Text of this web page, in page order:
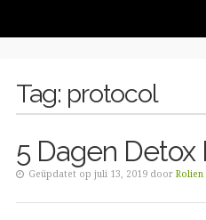
Tag: protocol
5 Dagen Detox
Geüpdatet op juli 13, 2019 door